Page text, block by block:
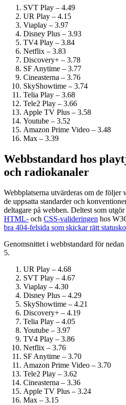
SVT Play – 4.49
UR Play – 4.15
Viaplay – 3.97
Disney Plus – 3.93
TV4 Play – 3.84
Netflix – 3.83
Discovery+ – 3.78
SF Anytime – 3.77
Cineasterna – 3.76
SkyShowtime – 3.74
Telia Play – 3.68
Tele2 Play – 3.66
Apple TV Plus – 3.58
Youtube – 3.52
Amazon Prime Video – 3.48
Max – 3.39
Webbstandard hos
och radiokanaler
Webbplatserna utvärderas om de följer
de uppsatta standarder och
deltagare på webben. Deltest som
HTML- och CSS-valideringen hos
bra 404-felsida som skickar rätt
Genomsnittet i webbstandard för
5.
UR Play – 4.68
SVT Play – 4.67
Viaplay – 4.30
Disney Plus – 4.29
SkyShowtime – 4.21
Discovery+ – 4.19
Telia Play – 4.05
Youtube – 3.97
TV4 Play – 3.86
Netflix – 3.76
SF Anytime – 3.70
Amazon Prime Video – 3.70
Tele2 Play – 3.62
Cineasterna – 3.36
Apple TV Plus – 3.24
Max – 3.15